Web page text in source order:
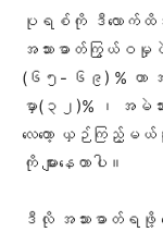
ပုရစ်ကို ဒီလောက်ထိသ
အသားဓာတ်ကြွယ်ဝ
(၆၅- ၆၉) % ဟာ
မှာ(၃၂)% ၊ အမဲသ
လေတော့ ယှဉ်ကြည့်မ
ကို များနေတာပါ။
ဒီလို အသားဓာတ်ရဖို့ မွ